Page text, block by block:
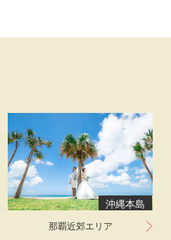
沖縄本島
那覇近郊エリア